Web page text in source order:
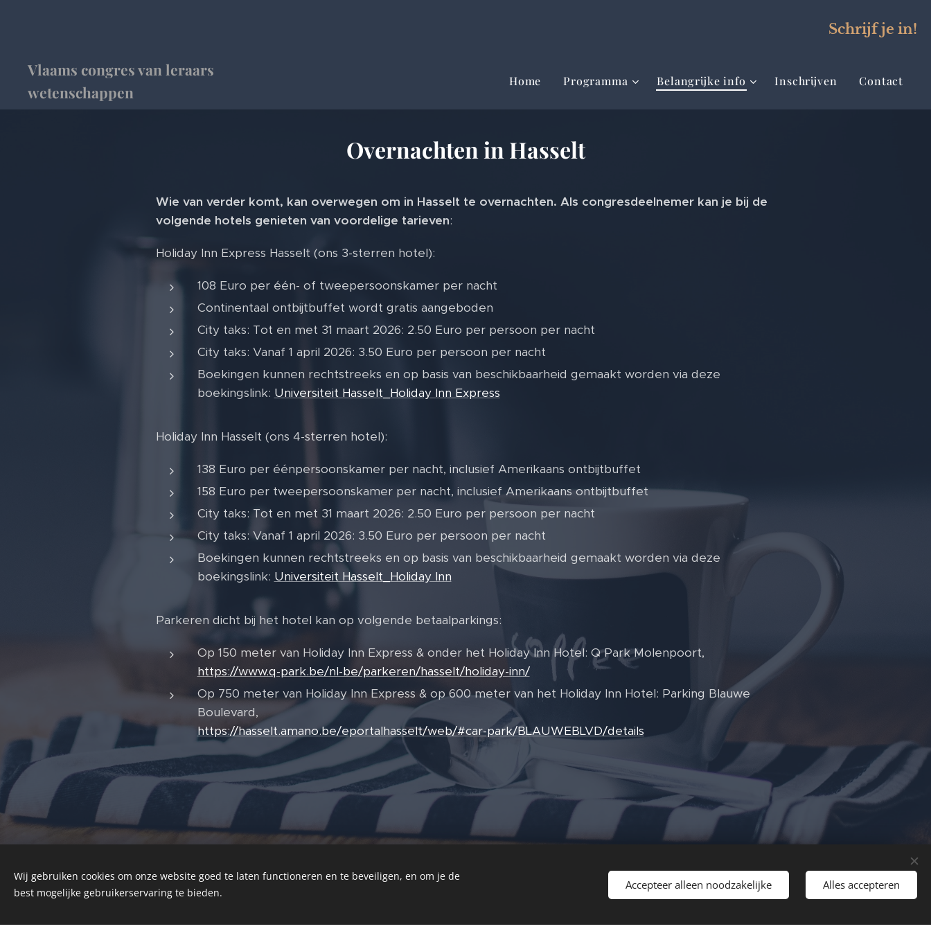
Schrijf je in!
Vlaams congres van leraars
wetenschappen
Home Programma Belangrijke info Inschrijven Contact
Overnachten in Hasselt
Wie van verder komt, kan overwegen om in Hasselt te overnachten. Als congresdeelnemer kan je bij de
volgende hotels genieten van voordelige tarieven:
Holiday Inn Express Hasselt (ons 3-sterren hotel):
108 Euro per één- of tweepersoonskamer per nacht
Continentaal ontbijtbuffet wordt gratis aangeboden
City taks: Tot en met 31 maart 2026: 2.50 Euro per persoon per nacht
City taks: Vanaf 1 april 2026: 3.50 Euro per persoon per nacht
Boekingen kunnen rechtstreeks en op basis van beschikbaarheid gemaakt worden via deze
boekingslink: Universiteit Hasselt_Holiday Inn Express
Holiday Inn Hasselt (ons 4-sterren hotel):
138 Euro per éénpersoonskamer per nacht, inclusief Amerikaans ontbijtbuffet
158 Euro per tweepersoonskamer per nacht, inclusief Amerikaans ontbijtbuffet
City taks: Tot en met 31 maart 2026: 2.50 Euro per persoon per nacht
City taks: Vanaf 1 april 2026: 3.50 Euro per persoon per nacht
Boekingen kunnen rechtstreeks en op basis van beschikbaarheid gemaakt worden via deze
boekingslink: Universiteit Hasselt_Holiday Inn
Parkeren dicht bij het hotel kan op volgende betaalparkings:
Op 150 meter van Holiday Inn Express & onder het Holiday Inn Hotel: Q Park Molenpoort,
https://www.q-park.be/nl-be/parkeren/hasselt/holiday-inn/
Op 750 meter van Holiday Inn Express & op 600 meter van het Holiday Inn Hotel: Parking Blauwe
Boulevard,
https://hasselt.amano.be/eportalhasselt/web/#car-park/BLAUWEBLVD/details
Wij gebruiken cookies om onze website goed te laten functioneren en te beveiligen, en om je de
best mogelijke gebruikerservaring te bieden.
Accepteer alleen noodzakelijke Alles accepteren